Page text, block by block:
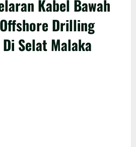
Kabel Bawah
Drilling
Selat Malaka